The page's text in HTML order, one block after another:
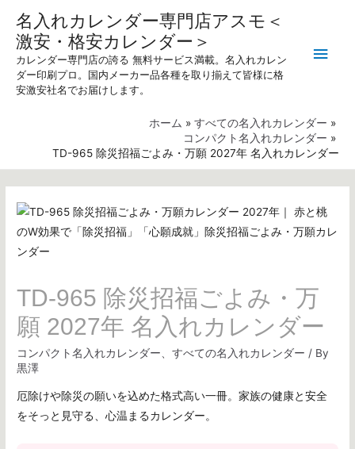
名入れカレンダー専門店アスモ＜
激安・格安カレンダー＞
カレンダー専門店の誇る 無料サービス満載。名入れカレン
ダー印刷プロ。国内メーカー品各種を取り揃えて皆様に格
安激安社名でお届けします。
メ
ン
メ
ニ
ュ
ホーム
すべての名入れカレンダー
コンパクト名入れカレンダー
TD-965 除災招福ごよみ・万願 2027年 名入れカレンダー
TD-965 除災招福ごよみ・万
願 2027年 名入れカレンダー
コンパクト名入れカレンダー 、すべての名入れカレンダー / By
黒澤
厄除けや除災の願いを込めた格式高い一冊。家族の健康と安全
をそっと見守る、心温まるカレンダー。